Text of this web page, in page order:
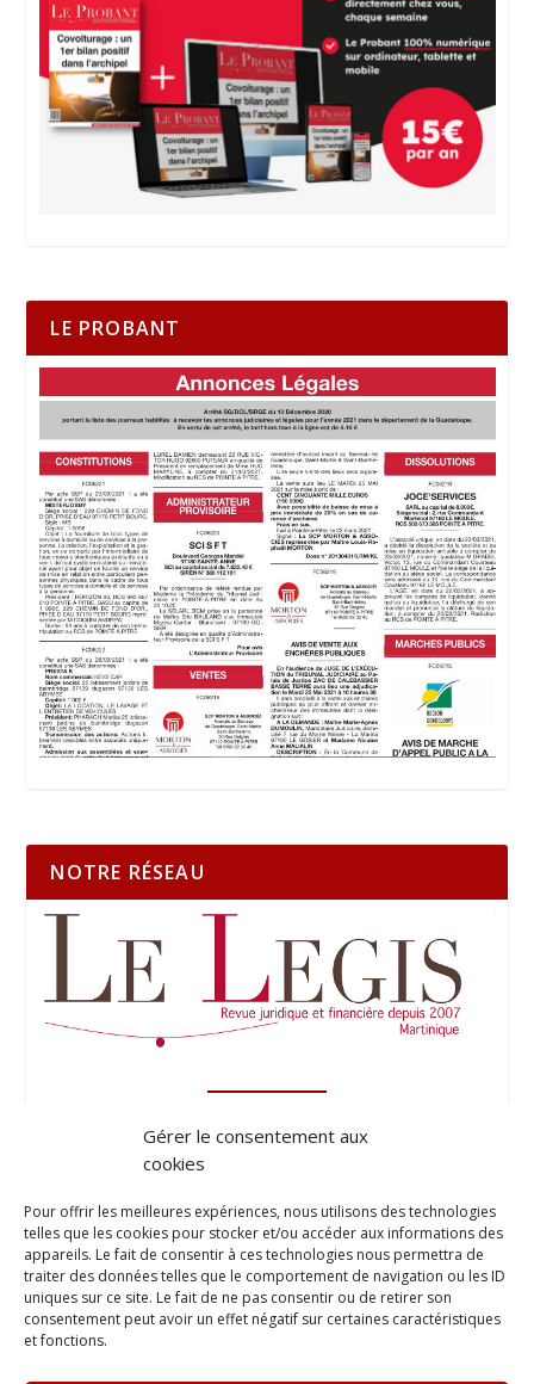
Gérer le consentement aux
cookies
Pour offrir les meilleures expériences, nous utilisons des technologies
telles que les cookies pour stocker et/ou accéder aux informations des
appareils. Le fait de consentir à ces technologies nous permettra de
traiter des données telles que le comportement de navigation ou les ID
uniques sur ce site. Le fait de ne pas consentir ou de retirer son
consentement peut avoir un effet négatif sur certaines caractéristiques
et fonctions.
LE PROBANT
NOTRE RÉSEAU